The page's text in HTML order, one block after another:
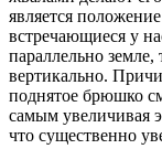
является
встречающиеся у
параллельно
вертикально.
поднятое брюшко
самым увеличивая
что существенно